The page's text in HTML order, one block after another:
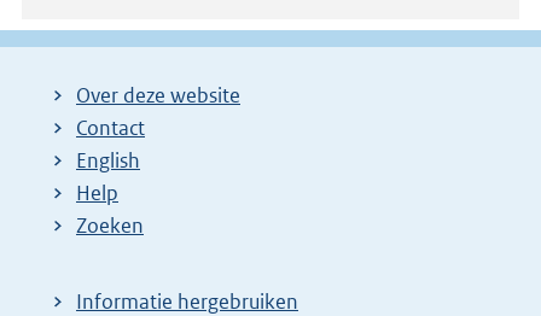
Over deze website
Contact
English
Help
Zoeken
Informatie hergebruiken